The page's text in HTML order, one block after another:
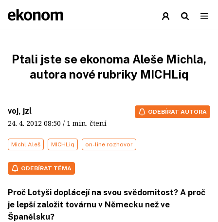
Ptali jste se ekonoma Aleše Michla,
autora nové rubriky MICHLiq
voj, jzl
24. 4. 2012 08:50 / 1 min. čtení
ODEBÍRAT AUTORA
Michl Aleš MICHLiq on-line rozhovor
ODEBÍRAT TÉMA
Proč Lotyši doplácejí na svou svědomitost? A proč
je lepší založit továrnu v Německu než ve
Španělsku?